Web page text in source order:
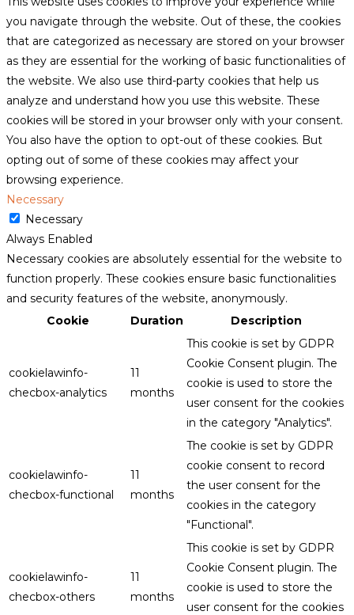
you navigate through the website. Out of these, the cookies
that are categorized as necessary are stored on your browser
as they are essential for the working of basic functionalities of
the website. We also use third-party cookies that help us
analyze and understand how you use this website. These
cookies will be stored in your browser only with your consent.
You also have the option to opt-out of these cookies. But
opting out of some of these cookies may affect your
browsing experience.
Necessary
Necessary
Always Enabled
Necessary cookies are absolutely essential for the website to
function properly. These cookies ensure basic functionalities
and security features of the website, anonymously.
Cookie
Duration Description
cookielawinfo-
checbox-analytics
11
months
This cookie is set by GDPR
Cookie Consent plugin. The
cookie is used to store the
user consent for the cookies
in the category "Analytics".
cookielawinfo-
checbox-functional
11
months
The cookie is set by GDPR
cookie consent to record
the user consent for the
cookies in the category
"Functional".
cookielawinfo-
checbox-others
11
months
This cookie is set by GDPR
Cookie Consent plugin. The
cookie is used to store the
user consent for the cookies